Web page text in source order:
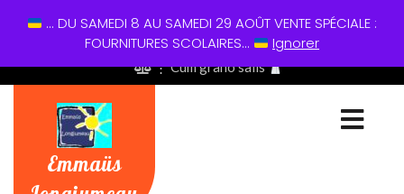
01 60 49 13 60
⋮ Cum grano salis
Emmaüs
... DU SAMEDI 8 AU SAMEDI 29 AOÛT VENTE SPÉCIALE :
FOURNITURES SCOLAIRES...
Ignorer